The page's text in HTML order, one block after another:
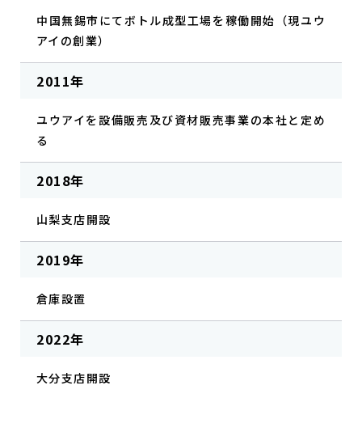
中国無錫市にてボトル成型工場を稼働開始（現ユウ
アイの創業）
2011年
ユウアイを設備販売及び資材販売事業の本社と定め
る
2018年
山梨支店開設
2019年
倉庫設置
2022年
大分支店開設